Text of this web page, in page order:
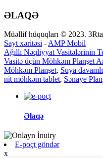
ƏLAQƏ
Müəllif hüquqları © 2023.
Sayt xəritəsi - AMP Mobil
Ağıllı Nəqliyyat Vasitələrinin
Vasitə üçün Möhkəm Planşet
Möhkəm Planşet, Suya
nit möhkəm tablet, Sənaye
Əlaqə
E-poçt göndər
x